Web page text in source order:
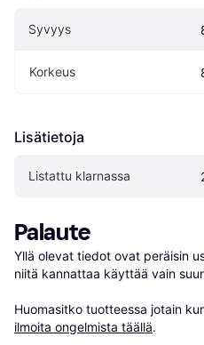
Syvyys
Korkeus
Lisätietoja
Listattu klarnassa
Palaute
Yllä olevat tiedot ovat peräisin
niitä kannattaa käyttää vain
Huomasitko tuotteessa jotain
ilmoita ongelmista täällä.